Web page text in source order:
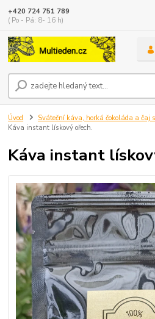
+420 724 751 789
( Po - Pá: 8- 16 h)
Úvod Sváteční káva, horká čokoláda a čaj
Káva instant lískový ořech.
Káva instant